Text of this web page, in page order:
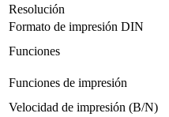
Resolución
Formato de impresión DIN
Funciones
Funciones de impresión
Velocidad de impresión (B/N)